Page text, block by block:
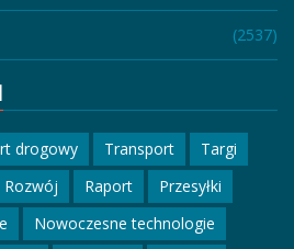
(2537)
drogowy Transport
Targi
Rozwój Raport
Przesyłki
Nowoczesne technologie